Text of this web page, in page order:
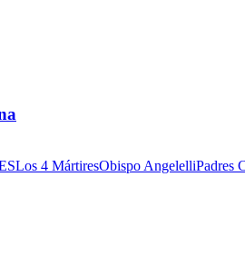
Los 4 MártiresObispo AngelelliPadres